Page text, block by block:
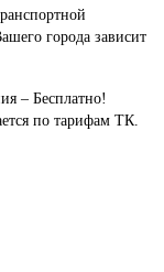
города зависит
– Бесплатно!
по тарифам ТК.